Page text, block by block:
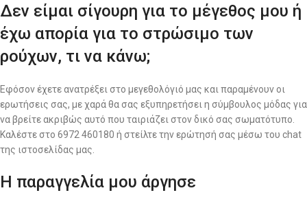
Δεν είμαι σίγουρη για το μέγεθος μου ή
έχω απορία για το στρώσιμο των
ρούχων, τι να κάνω;
Εφόσον έχετε ανατρέξει στο μεγεθολόγιό μας και παραμένουν οι
ερωτήσεις σας, με χαρά θα σας εξυπηρετήσει η σύμβουλος μόδας για
να βρείτε ακριβώς αυτό που ταιριάζει στον δικό σας σωματότυπο.
Καλέστε στο 6972 460180 ή στείλτε την ερώτησή σας μέσω του chat
της ιστοσελίδας μας.
Η παραγγελία μου άργησε